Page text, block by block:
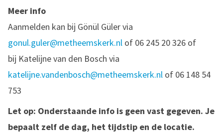
Meer info
Aanmelden kan bij Gönül Güler via
gonul.guler@metheemskerk.nl of 06 245 20 326 of
bij Katelijne van den Bosch via
katelijne.vandenbosch@metheemskerk.nl of 06 148 54
753
Let op: Onderstaande info is geen vast gegeven. Je
bepaalt zelf de dag, het tijdstip en de locatie.